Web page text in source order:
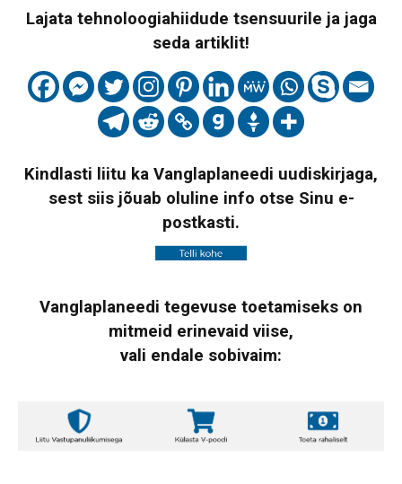
Lajata tehnoloogiahiidude tsensuurile ja jaga
seda artiklit!
Kindlasti liitu ka Vanglaplaneedi uudiskirjaga,
sest siis jõuab oluline info otse Sinu e-
postkasti.
Vanglaplaneedi tegevuse toetamiseks on
mitmeid erinevaid viise,
vali endale sobivaim: